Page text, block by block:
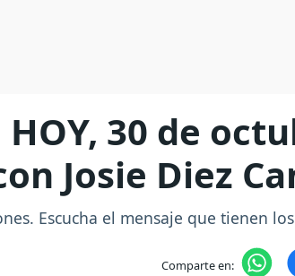
30 de
Josie Diez
Escucha el mensaje que tienen
Comparte en: